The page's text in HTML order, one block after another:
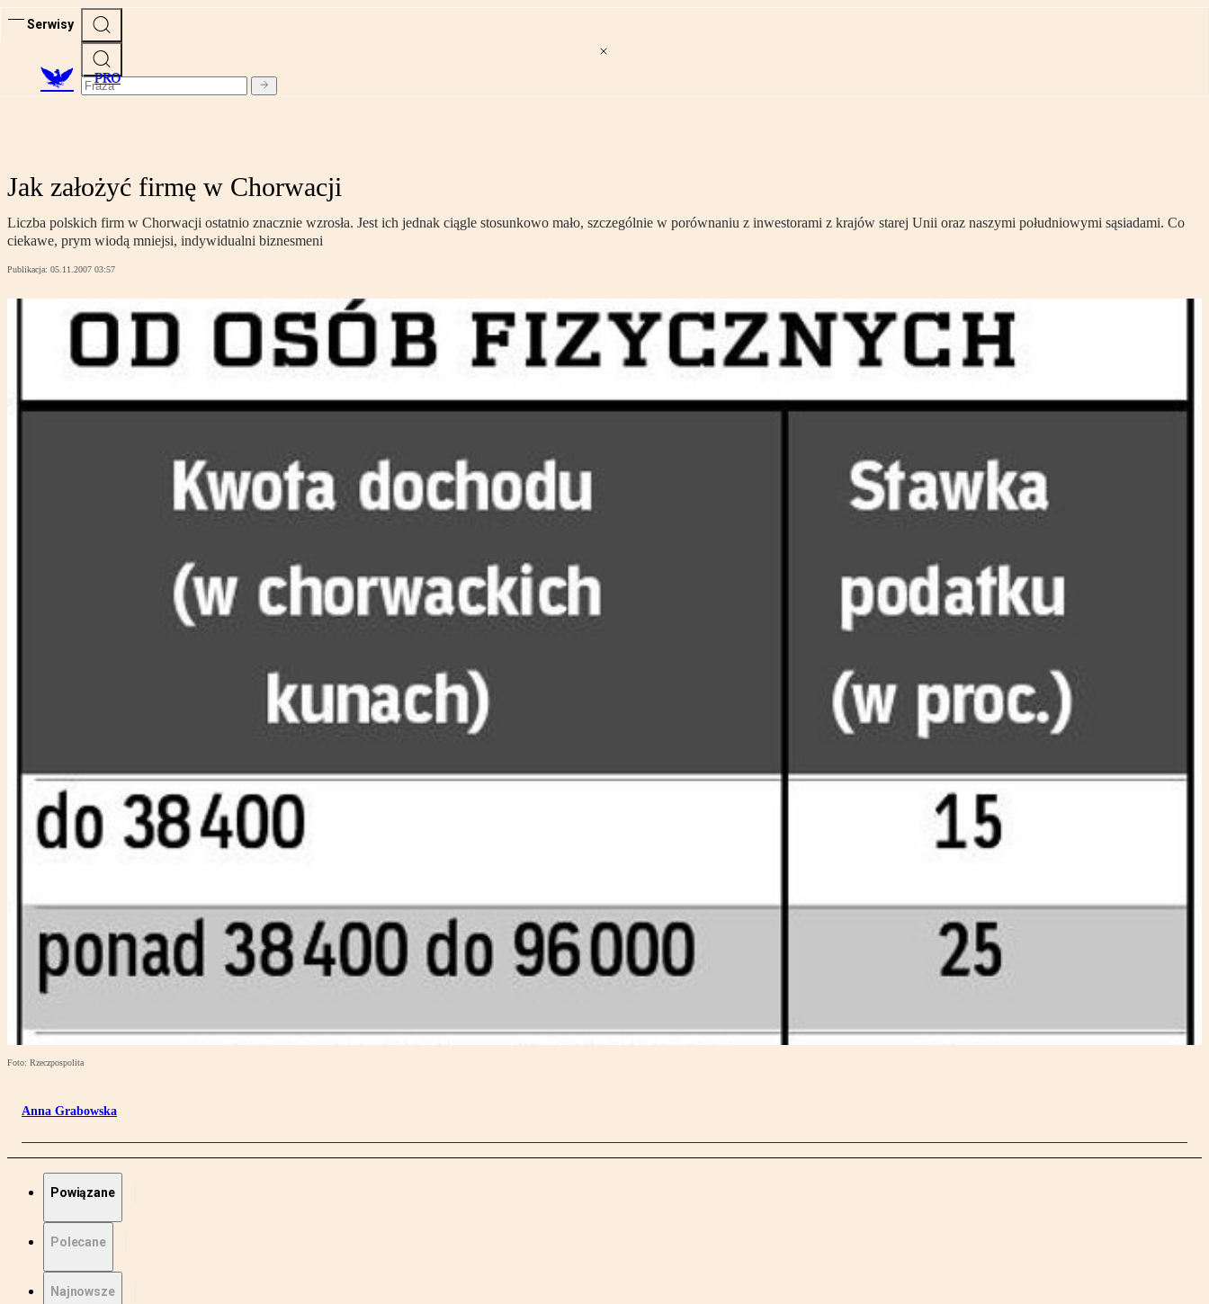
Serwisy
PRO
Jak założyć firmę w Chorwacji
Liczba polskich firm w Chorwacji ostatnio znacznie wzrosła. Jest ich jednak ciągle stosunkowo mało, szczególnie w porównaniu z inwestorami z krajów starej Unii oraz naszymi południowymi sąsiadami. Co
ciekawe, prym wiodą mniejsi, indywidualni biznesmeni
Publikacja: 05.11.2007 03:57
Foto: Rzeczpospolita
Anna Grabowska
Powiązane
Polecane
Najnowsze